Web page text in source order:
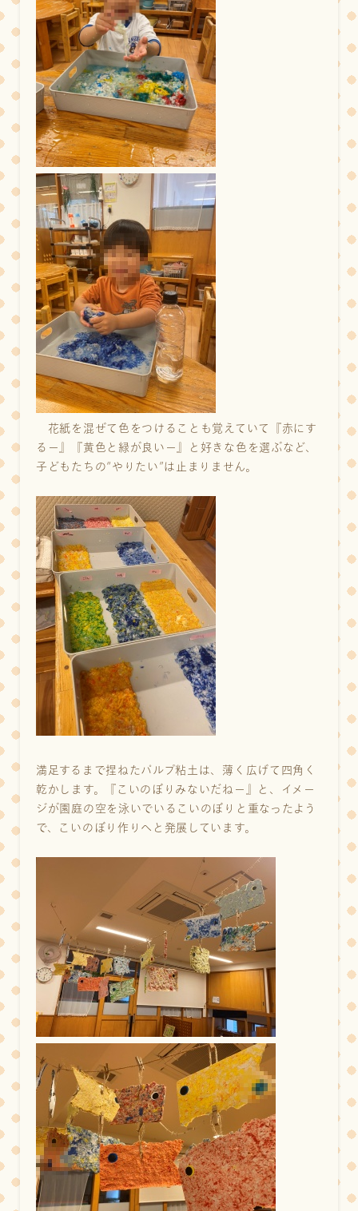
花紙を混ぜて色をつけることも覚えていて『赤にす
るー』『黄色と緑が良いー』と好きな色を選ぶなど、
子どもたちの“やりたい”は止まりません。
満足するまで捏ねたパルプ粘土は、薄く広げて四角く
乾かします。『こいのぼりみないだねー』と、イメー
ジが園庭の空を泳いでいるこいのぼりと重なったよう
で、こいのぼり作りへと発展しています。